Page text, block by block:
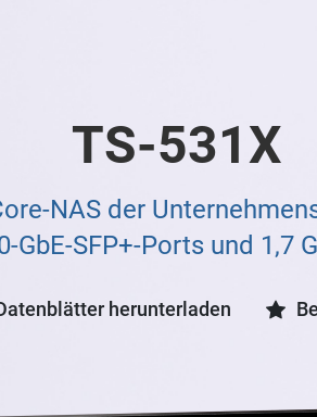
TS-531X
NAS der
GbE-SFP+-Ports und 1,7
herunterladen